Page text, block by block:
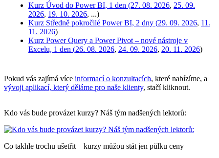
Kurz Úvod do Power BI, 1 den (27. 08. 2026, 25. 09.
2026, 19. 10. 2026, ...)
Kurz Středně pokročilé Power BI, 2 dny (29. 09. 2026, 11.
11. 2026)
Kurz Power Query a Power Pivot – nové nástroje v
Excelu, 1 den (26. 08. 2026, 24. 09. 2026, 20. 11. 2026)
Pokud vás zajímá více informací o konzultacích, které nabízíme, a
vývoji aplikací, který děláme pro naše klienty, stačí kliknout.
Kdo vás bude provázet kurzy? Náš tým nadšených lektorů:
Co takhle trochu ušetřit – kurzy můžou stát jen půlku ceny